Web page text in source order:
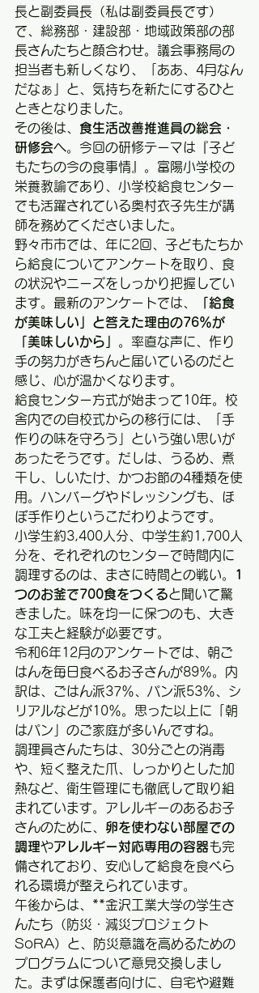
長と副委員長（私は副委員長です）
で、総務部・建設部・地域政策部の部
長さんたちと顔合わせ。議会事務局の
担当者も新しくなり、「ああ、4月なん
だなぁ」と、気持ちを新たにするひと
ときとなりました。
その後は、 食生活改善推進員の総会・
研修会へ。今回の研修テーマは『子ど
もたちの今の食事情』。富陽小学校の
栄養教諭であり、小学校給食センター
でも活躍されている奥村衣子先生が講
師を務めてくださいました。
野々市市では、年に2回、子どもたちか
ら給食についてアンケートを取り、食
の状況やニーズをしっかり把握してい
ます。最新のアンケートでは、
「給食
が美味しい」と答えた理由の76％が
「美味しいから」
。率直な声に、作り
手の努力がきちんと届いているのだと
感じ、心が温かくなります。
給食センター方式が始まって10年。校
舎内での自校式からの移行には、「手
作りの味を守ろう」という強い思いが
あったそうです。だしは、うるめ、煮
干し、しいたけ、かつお節の4種類を使
用。ハンバーグやドレッシングも、ほ
ぼ手作りというこだわりようです。
小学生約3,400人分、中学生約1,700人
分を、それぞれのセンターで時間内に
調理するのは、まさに時間との戦い。
1
つのお釜で700食をつくると聞いて驚
きました。味を均一に保つのも、大き
な工夫と経験が必要です。
令和6年12月のアンケートでは、朝ご
はんを毎日食べるお子さんが89％。内
訳は、ごはん派37％、パン派53％、シ
リアルなどが10％。思った以上に「朝
はパン」のご家庭が多いんですね。
調理員さんたちは、30分ごとの消毒
や、短く整えた爪、しっかりとした加
熱など、衛生管理にも徹底して取り組
まれています。アレルギーのあるお子
さんのために、 卵を使わない部屋での
調理やアレルギー対応専用の容器も完
備されており、安心して給食を食べら
れる環境が整えられています。
午後からは、**金沢工業大学の学生さ
んたち（防災・減災プロジェクト
SoRA）と、防災意識を高めるための
プログラムについて意見交換しまし
た。まずは保護者向けに、自宅や避難